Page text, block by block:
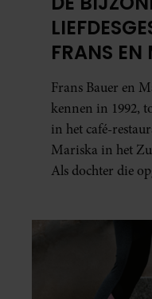
FRANS
BAUER:
ELKAARS
Frans Bauer en
kennen in 1992,
in het café-
Mariska in het
Als dochter die